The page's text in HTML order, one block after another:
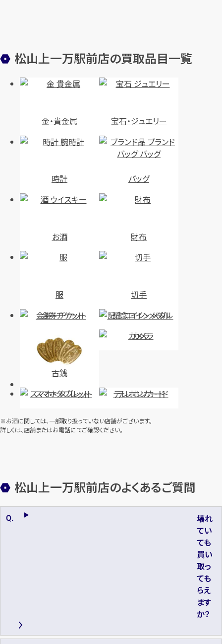
松山上一万駅前店の買取品目一覧
金・貴金属 宝石・ジュエリー
時計 バッグ
お酒 財布
服
切手
金券・チケット
記念コイン・メダル
古銭
カメラ
スマホ・タブレット テレホンカード
※お酒に関しては、一部取り扱っていない店舗がございます。
詳しくは、店舗またはお電話にてご確認ください。
松山上一万駅前店のよくあるご質問
壊れ
てい
ても
買い
取っ
ても
らえ
ます
か？